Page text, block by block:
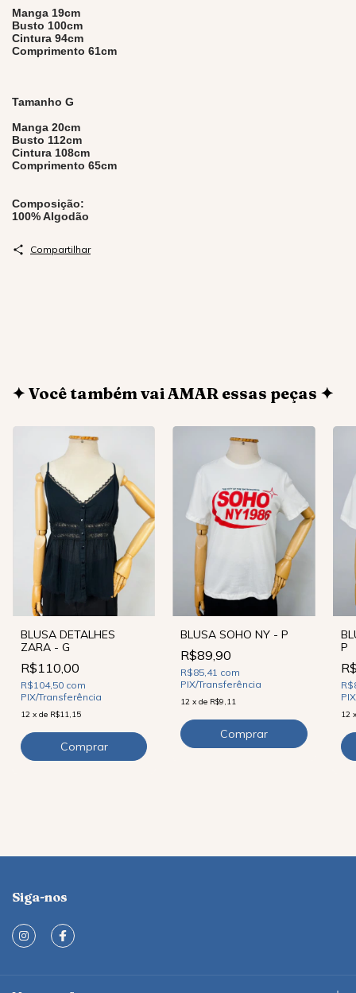
Manga 19cm
Busto 100cm
Cintura 94cm
Comprimento 61cm
Tamanho G
Manga 20cm
Busto 112cm
Cintura 108cm
Comprimento 65cm
Composição:
100% Algodão
Compartilhar
✦ Você também vai AMAR essas peças ✦
BLUSA DETALHES
ZARA - G
R$110,00
R$104,50 com
PIX/Transferência
12 x de R$11,15
BLUSA SOHO NY - P
R$89,90
R$85,41 com
PIX/Transferência
12 xde R$9,11
P
12
Siga-nos